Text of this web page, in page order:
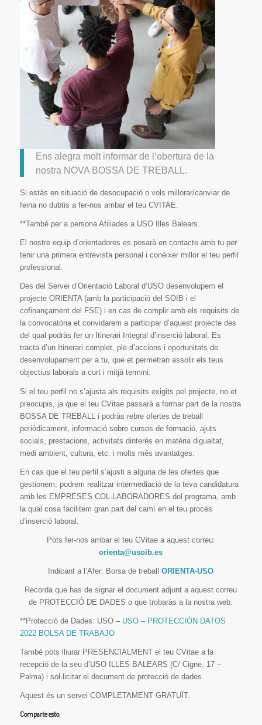
Ens alegra molt informar de l’obertura de la
nostra NOVA BOSSA DE TREBALL.
Si estàs en situació de desocupació o vols millorar/canviar de
feina no dubtis a fer-nos arribar el teu CVITAE.
**També per a persona Afiliades a USO Illes Balears.
El nostre equip d’orientadores es posarà en contacte amb tu per
tenir una primera entrevista personal i conèixer millor el teu perfil
professional.
Des del Servei d’Orientació Laboral d’USO desenvolupem el
projecte ORIENTA (amb la participació del SOIB i el
cofinançament del FSE) i en cas de complir amb els requisits de
la convocatòria et convidarem a participar d’aquest projecte des
del qual podràs fer un Itinerari Integral d’inserció laboral. Es
tracta d’un Itinerari complet, ple d’accions i oportunitats de
desenvolupament per a tu, que et permetran assolir els teus
objectius laborals a curt i mitjà termini.
Si el teu perfil no s’ajusta als requisits exigits pel projecte, no et
preocupis, ja que el teu CVitae passarà a formar part de la nostra
BOSSA DE TREBALL i podràs rebre ofertes de treball
periòdicament, informació sobre cursos de formació, ajuts
socials, prestacions, activitats dinterès en matèria digualtat,
medi ambient, cultura, etc. i molts més avantatges.
En cas que el teu perfil s’ajusti a alguna de les ofertes que
gestionem, podrem realitzar intermediació de la teva candidatura
amb les EMPRESES COL·LABORADORES del programa, amb
la qual cosa facilitem gran part del camí en el teu procés
d’inserció laboral.
Pots fer-nos arribar el teu CVitae a aquest correu:
orienta@usoib.es
Indicant a l’Afer: Borsa de treballORIENTA-USO
Recorda que has de signar el document adjunt a aquest correu
de PROTECCIÓ DE DADES o que trobaràs a la nostra web.
**Protecció de Dades: USO – USO – PROTECCIÓN DATOS
2022 BOLSA DE TRABAJO
També pots lliurar PRESENCIALMENT el teu CVitae a la
recepció de la seu d’USO ILLES BALEARS (C/ Cigne, 17 –
Palma) i sol·licitar el document de protecció de dades.
Aquest és un servei COMPLETAMENT GRATUÏT.
Comparte esto: